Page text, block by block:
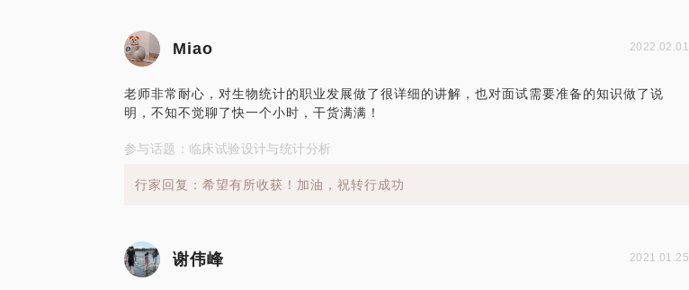
Miao 2022.02.01
老师非常耐心，对生物统计的职业发展做了很详细的讲解，也对面试需要准备的知识做了说
明，不知不觉聊了快一个小时，干货满满！
参与话题：临床试验设计与统计分析
行家回复：希望有所收获！加油，祝转行成功
谢伟峰 2021.01.25